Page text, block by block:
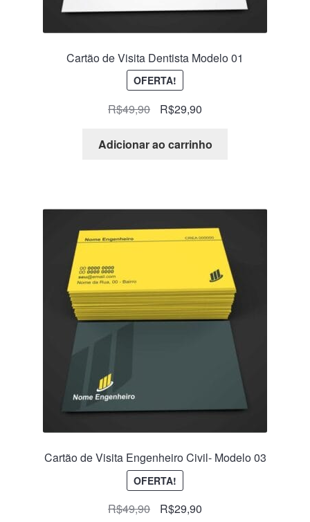
Cartão de Visita Dentista Modelo 01
OFERTA!
R$49,90 R$29,90
Adicionar ao carrinho
Cartão de Visita Engenheiro Civil- Modelo 03
OFERTA!
R$49,90 R$29,90